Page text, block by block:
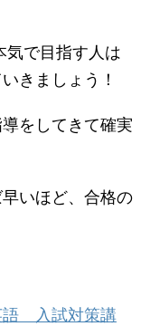
気で目指す人は
きましょう！
をしてきて確実
いほど、合格の
語 入試対策講